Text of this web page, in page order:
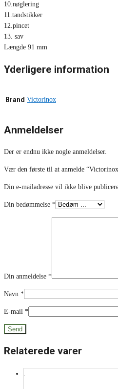
10.nøglering
11.tandstikker
12.pincet
13. sav
Længde 91 mm
Yderligere information
Brand Victorinox
Anmeldelser
Der er endnu ikke nogle anmeldelser.
Vær den første til at anmelde
Din e-mailadresse vil ikke blive
Din bedømmelse *
Din anmeldelse *
Navn *
E-mail *
Relaterede varer